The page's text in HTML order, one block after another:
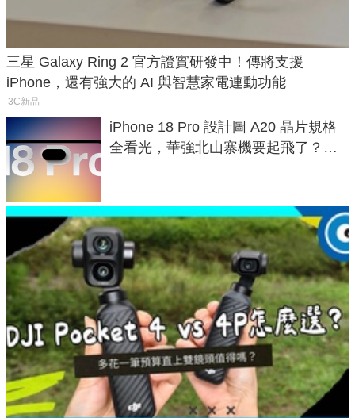
三星 Galaxy Ring 2 官方證實研發中！傳將支援
iPhone，還有強大的 AI 與智慧家電連動功能
3C新品
iPhone 18 Pro 設計圖 A20 晶片規格
全看光，華強北山寨機要起飛了？專